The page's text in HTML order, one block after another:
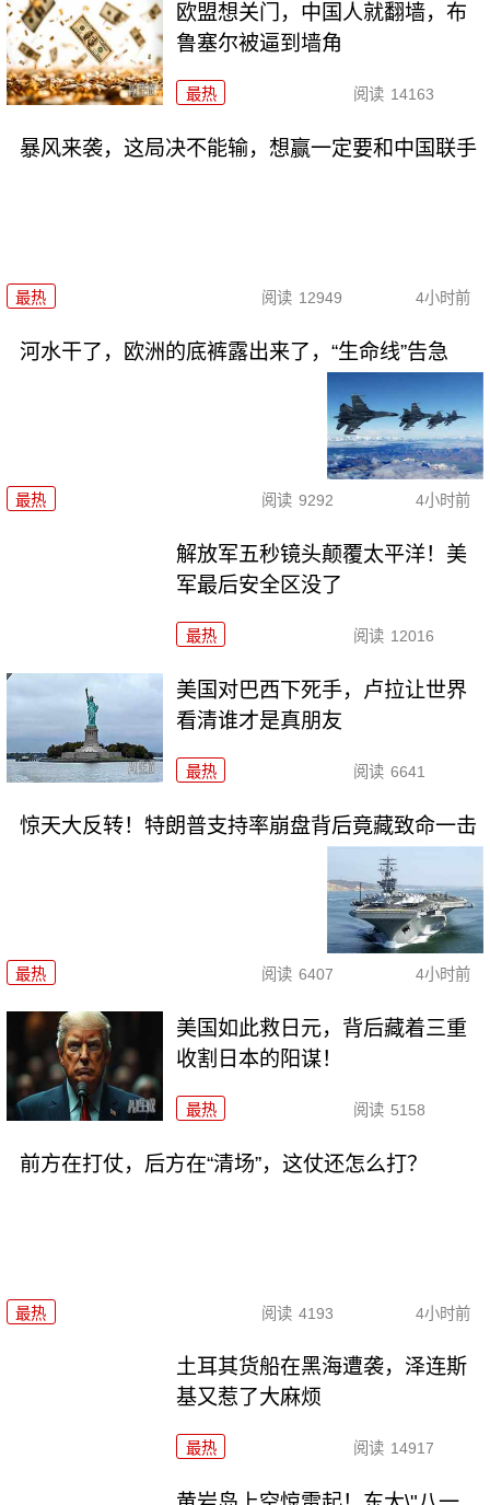
欧盟想关门，中国人就翻墙，布
鲁塞尔被逼到墙角
最热 阅读 14163
暴风来袭，这局决不能输，想赢一定要和中国联手
最热 阅读 12949 4小时前
河水干了，欧洲的底裤露出来了，“生命线”告急
最热 阅读 9292 4小时前
解放军五秒镜头颠覆太平洋！美
军最后安全区没了
最热 阅读 12016
美国对巴西下死手，卢拉让世界
看清谁才是真朋友
最热 阅读 6641
惊天大反转！特朗普支持率崩盘背后竟藏致命一击
最热 阅读 6407 4小时前
美国如此救日元，背后藏着三重
收割日本的阳谋！
最热 阅读 5158
前方在打仗，后方在“清场”，这仗还怎么打？
最热 阅读 4193 4小时前
土耳其货船在黑海遭袭，泽连斯
基又惹了大麻烦
最热 阅读 14917